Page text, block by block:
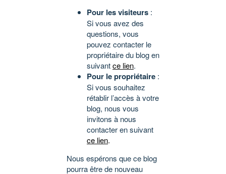
Pour les visiteurs :
Si vous avez des
questions, vous
pouvez contacter le
propriétaire du blog en
suivantce lien.
Pour le propriétaire :
Si vous souhaitez
rétablir l’accès à votre
blog, nous vous
invitons à nous
contacter en suivant
ce lien.
Nous espérons que ce blog
pourra être de nouveau